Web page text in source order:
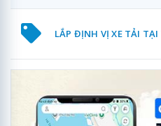
LẮP ĐỊNH VỊ XE TẢI TẠI